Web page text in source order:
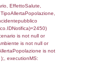
FROM
ON
=
=